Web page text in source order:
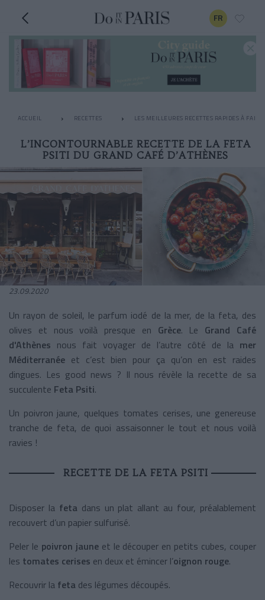
FR
ACCUEIL RECETTES LES MEILLEURES RECETTES RAPIDES À FAIRE
L’INCONTOURNABLE RECETTE DE LA FETA
PSITI DU GRAND CAFÉ D’ATHÈNES
23.09.2020
Un rayon de soleil, le parfum iodé de la mer, de la feta, des
olives et nous voilà presque en Grèce. Le Grand Café
d'Athènes nous fait voyager de l’autre côté de la mer
Méditerranée et c’est bien pour ça qu’on en est raides
dingues. Les good news ? Il nous révèle la recette de sa
succulente Feta Psiti.
Un poivron jaune, quelques tomates cerises, une genereuse
tranche de feta, de quoi assaisonner le tout et nous voilà
ravies !
RECETTE DE LA FETA PSITI
Disposer la feta dans un plat allant au four, préalablement
recouvert d’un papier sulfurisé.
Peler le poivron jaune et le découper en petits cubes, couper
les tomates cerises en deux et émincer l’oignon rouge.
Recouvrir la feta des légumes découpés.